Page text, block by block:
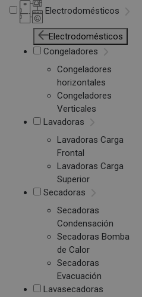
Electrodomésticos
Electrodomésticos
Congeladores
Congeladores
horizontales
Congeladores
Verticales
Lavadoras
Lavadoras Carga
Frontal
Lavadoras Carga
Superior
Secadoras
Secadoras
Condensación
Secadoras Bomba
de Calor
Secadoras
Evacuación
Lavasecadoras